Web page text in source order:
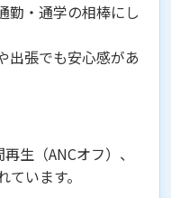
勤・通学の相棒にし
出張でも安心感があ
生（ANCオフ）、
います。